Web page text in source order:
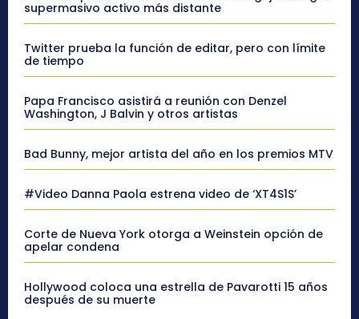
supermasivo activo más distante
Twitter prueba la función de editar, pero con límite
de tiempo
Papa Francisco asistirá a reunión con Denzel
Washington, J Balvin y otros artistas
Bad Bunny, mejor artista del año en los premios MTV
#Video Danna Paola estrena video de ‘XT4S1S’
Corte de Nueva York otorga a Weinstein opción de
apelar condena
Hollywood coloca una estrella de Pavarotti 15 años
después de su muerte